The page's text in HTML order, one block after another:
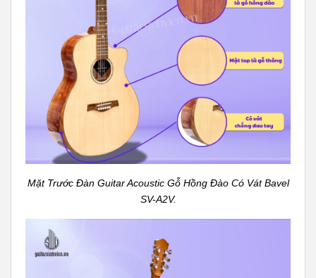
Mặt Trước Đàn Guitar Acoustic Gỗ Hồng Đào Có Vát Bavel
SV-A2V.